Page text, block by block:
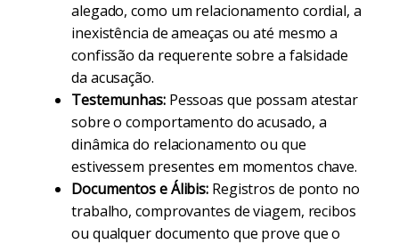
alegado, como um relacionamento cordial, a
inexistência de ameaças ou até mesmo a
confissão da requerente sobre a falsidade
da acusação.
Testemunhas:Pessoas que possam atestar
sobre o comportamento do acusado, a
dinâmica do relacionamento ou que
estivessem presentes em momentos chave.
Documentos e Álibis: Registros de ponto no
trabalho, comprovantes de viagem, recibos
ou qualquer documento que prove que o